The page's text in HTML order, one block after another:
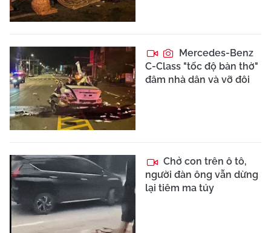
Mercedes-Benz
C-Class "tốc độ bàn thờ"
đâm nhà dân và vỡ đôi
Chở con trên ô tô,
người đàn ông vẫn dừng
lại tiêm ma túy